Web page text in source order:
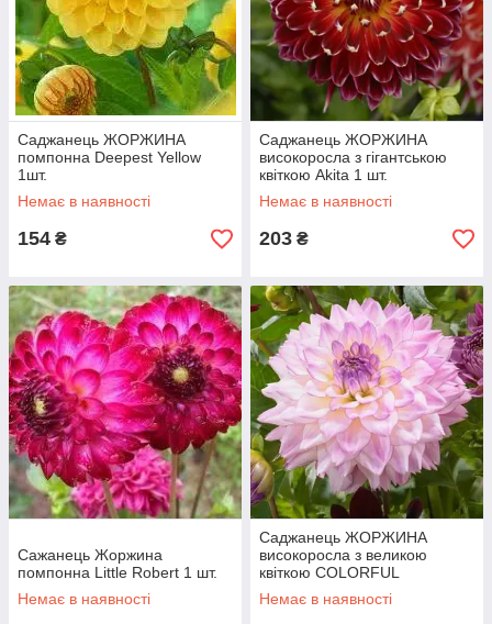
Саджанець ЖОРЖИНА
помпонна Deepest Yellow
1шт.
Немає в наявності
154 ₴
Саджанець ЖОРЖИНА
високоросла з гігантською
квіткою Akita 1 шт.
Немає в наявності
203 ₴
Сажанець Жоржина
помпонна Little Robert 1 шт.
Немає в наявності
Саджанець ЖОРЖИНА
високоросла з великою
квіткою COLORFUL
INVESTMENT 1шт.
Немає в наявності